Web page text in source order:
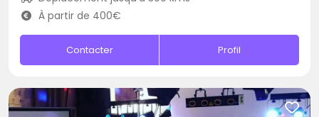
À partir de 400€
Contacter Profil